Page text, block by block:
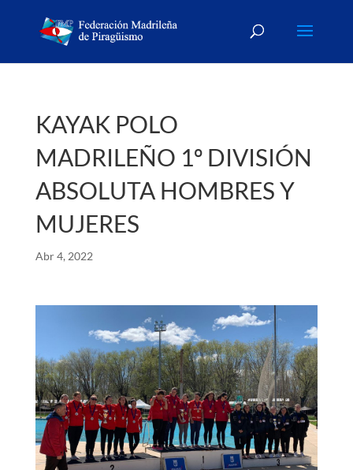
KAYAK POLO
MADRILEÑO 1º DIVISIÓN
ABSOLUTA HOMBRES Y
MUJERES
Abr 4, 2022